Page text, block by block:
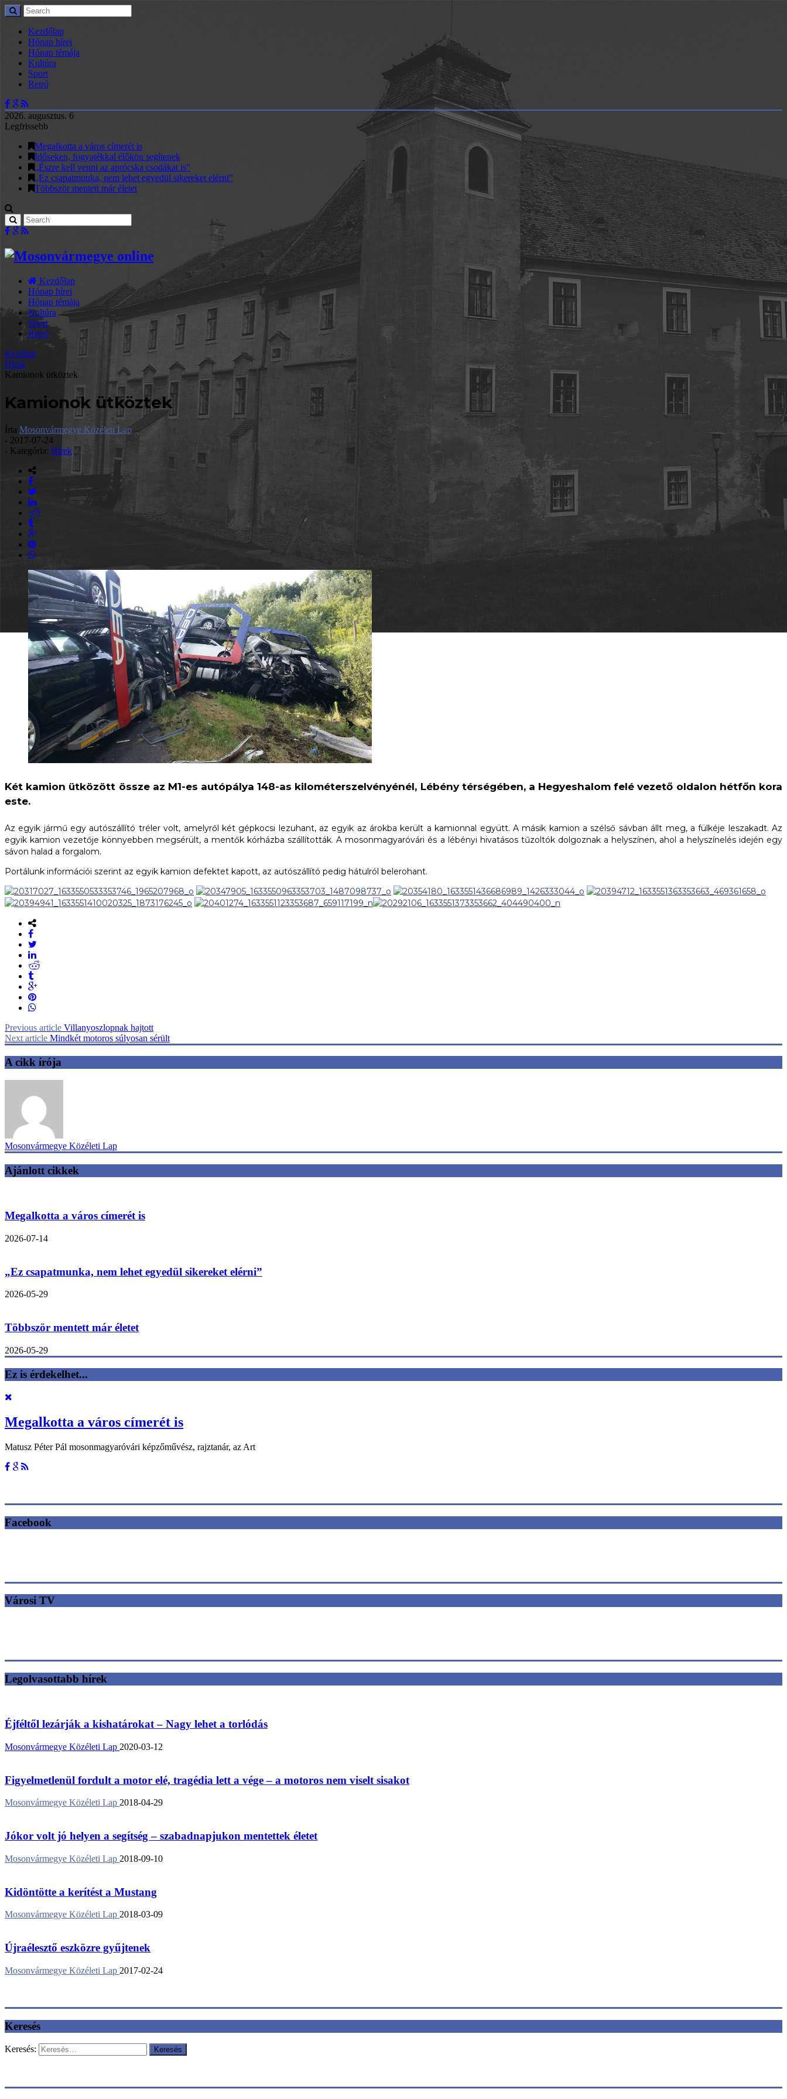
Kezdőlap
Hónap hírei
Hónap témája
Kultúra
Sport
Retró
2026. augusztus. 6
Legfrissebb
Megalkotta a város címerét is
Időseken, fogyatékkal élőkön segítenek
„Észre kell venni az aprócska csodákat is”
„Ez csapatmunka, nem lehet egyedül sikereket elérni”
Többször mentett már életet
Kezdőlap
Hónap hírei
Hónap témája
Kultúra
Sport
Retró
Kezőlap
Hírek
Kamionok ütköztek
Kamionok ütköztek
Írta Mosonvármegye Közéleti Lap
- 2017-07-24
- Kategória: Hírek
Két kamion ütközött össze az M1-es autópálya 148-as kilométerszelvényénél, Lébény térségében, a Hegyeshalom felé vezető oldalon hétfőn kora
este.
Az egyik jármű egy autószállító tréler volt, amelyről két gépkocsi lezuhant, az egyik az árokba került a kamionnal együtt. A másik kamion a szélső sávban állt meg, a fülkéje leszakadt. Az
egyik kamion vezetője könnyebben megsérült, a mentők kórházba szállították. A mosonmagyaróvári és a lébényi hivatásos tűzoltók dolgoznak a helyszínen, ahol a helyszínelés idején egy
sávon halad a forgalom.
Portálunk információi szerint az egyik kamion defektet kapott, az autószállító pedig hátulról belerohant.
Previous article Villanyoszlopnak hajtott
Next article Mindkét motoros súlyosan sérült
A cikk írója
Mosonvármegye Közéleti Lap
Ajánlott cikkek
Megalkotta a város címerét is
2026-07-14
„Ez csapatmunka, nem lehet egyedül sikereket elérni”
2026-05-29
Többször mentett már életet
2026-05-29
Ez is érdekelhet...
Megalkotta a város címerét is
Matusz Péter Pál mosonmagyaróvári képzőművész, rajztanár, az Art
Facebook
Városi TV
Legolvasottabb hírek
Éjféltől lezárják a kishatárokat – Nagy lehet a torlódás
Mosonvármegye Közéleti Lap 2020-03-12
Figyelmetlenül fordult a motor elé, tragédia lett a vége – a motoros nem viselt sisakot
Mosonvármegye Közéleti Lap 2018-04-29
Jókor volt jó helyen a segítség – szabadnapjukon mentettek életet
Mosonvármegye Közéleti Lap 2018-09-10
Kidöntötte a kerítést a Mustang
Mosonvármegye Közéleti Lap 2018-03-09
Újraélesztő eszközre gyűjtenek
Mosonvármegye Közéleti Lap 2017-02-24
Keresés
Keresés: